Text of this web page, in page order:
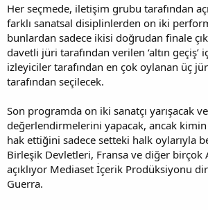
Her seçmede, iletişim grubu tarafından
farklı sanatsal disiplinlerden on iki
bunlardan sadece ikisi doğrudan finale
davetli jüri tarafından verilen ‘altın geçiş’
izleyiciler tarafından en çok oylanan üç
tarafından seçilecek.
Son programda on iki sanatçı yarışacak
değerlendirmelerini yapacak, ancak kimin
hak ettiğini sadece setteki halk oylarıyla
Birleşik Devletleri, Fransa ve diğer birçok
açıklıyor Mediaset İçerik Prodüksiyonu
Guerra.